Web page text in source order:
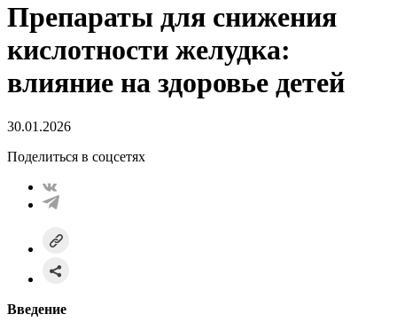
Препараты для снижения
кислотности желудка:
влияние на здоровье детей
30.01.2026
Поделиться в соцсетях
Введение